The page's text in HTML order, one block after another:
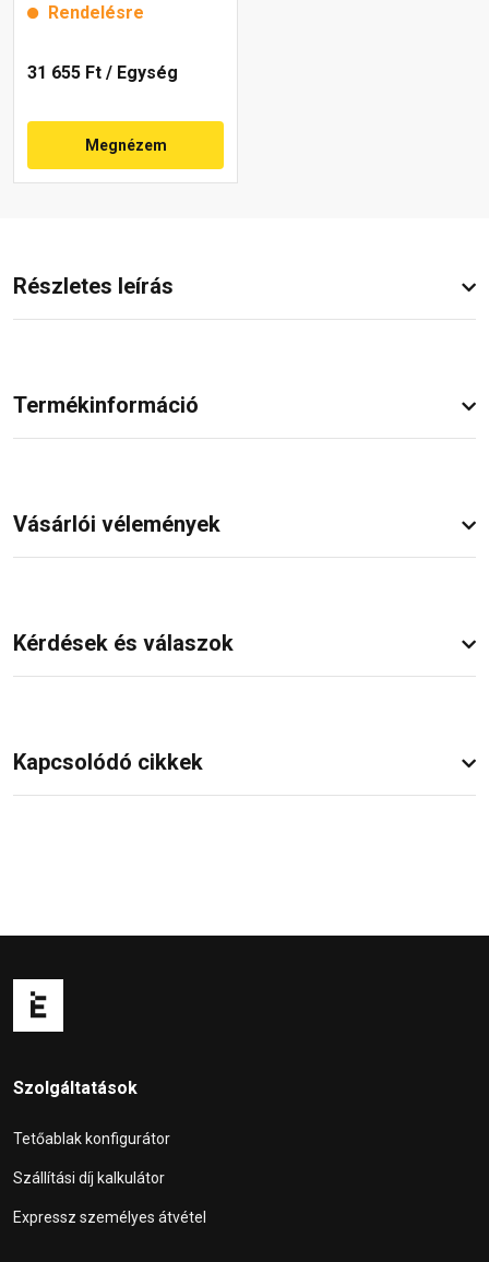
Rendelésre
31 655 Ft / Egység
Megnézem
Részletes leírás
Termékinformáció
Vásárlói vélemények
Kérdések és válaszok
Kapcsolódó cikkek
Szolgáltatások
Tetőablak konfigurátor
Szállítási díj kalkulátor
Expressz személyes átvétel